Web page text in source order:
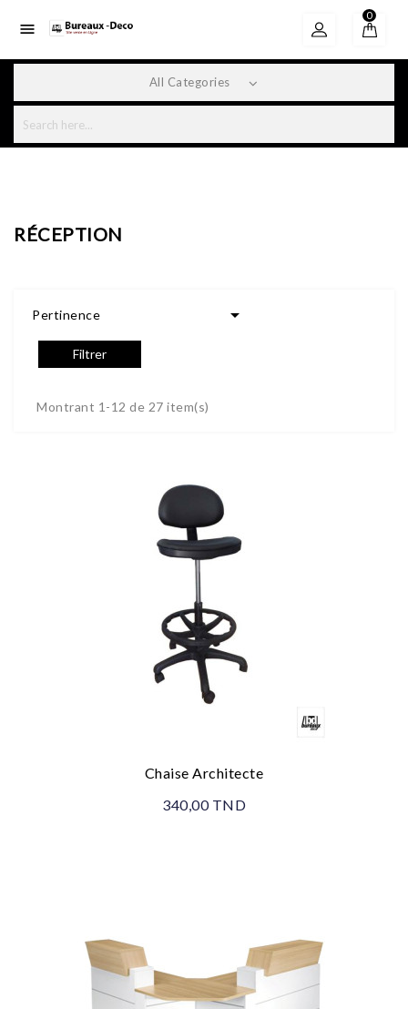

0
All Categories
RÉCEPTION
Pertinence 
Filtrer
Montrant 1-12 de 27 item(s)
Chaise Architecte
340,00 TND